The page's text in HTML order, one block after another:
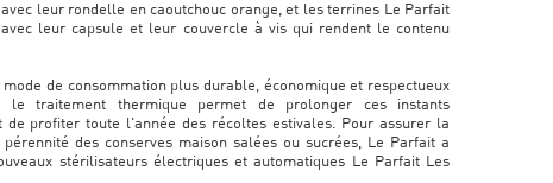
leur rondelle en caoutchouc orange, et les terrines Le Parfait
leur capsule et leur couvercle à vis qui rendent le contenu
de consommation plus durable, économique et respectueux
le traitement thermique permet de prolonger ces instants
de profiter toute l'année des récoltes estivales. Pour assurer la
des conserves maison salées ou sucrées, Le Parfait a
stérilisateurs électriques et automatiques Le Parfait Les